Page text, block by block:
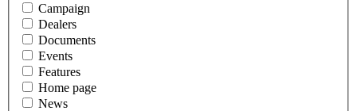
Campaign
Dealers
Documents
Events
Features
Home page
News